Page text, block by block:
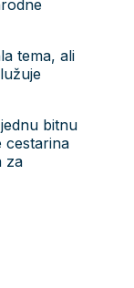
tema, ali
bitnu
cestarina
za